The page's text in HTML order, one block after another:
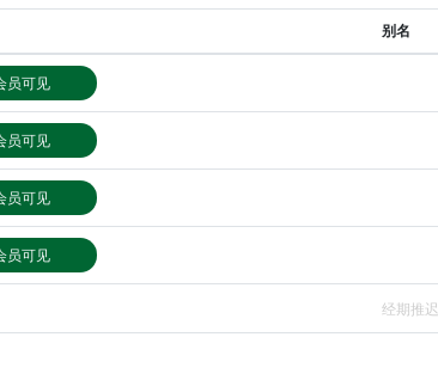
别名
员可见
员可见
员可见
员可见
经期推迟